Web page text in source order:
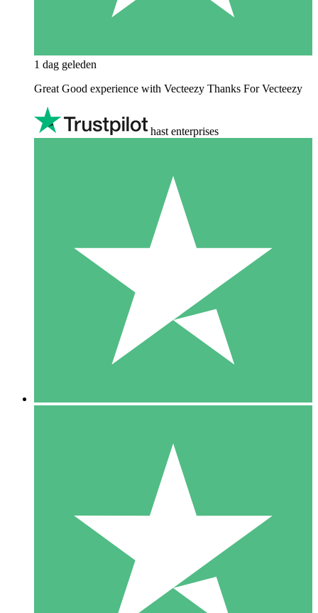
1 dag geleden
Great Good experience with Vecteezy Thanks For Vecteezy
hast enterprises